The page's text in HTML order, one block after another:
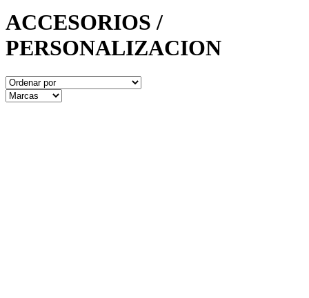
ACCESORIOS /
PERSONALIZACION